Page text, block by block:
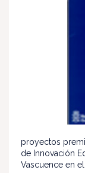
proyectos
de Innovación
Vascuence en